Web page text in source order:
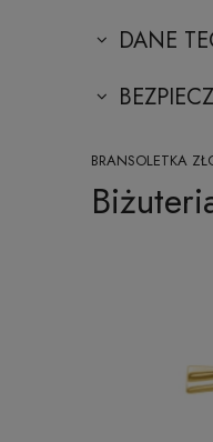
DANE
BRANSOLETKA